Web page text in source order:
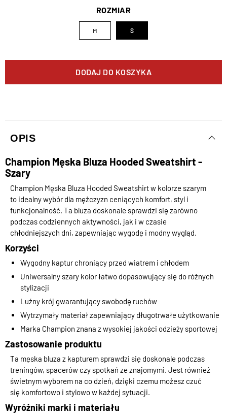
ROZMIAR
M S
DODAJ DO KOSZYKA
OPIS
Champion Męska Bluza Hooded Sweatshirt -
Szary
Champion Męska Bluza Hooded Sweatshirt w kolorze szarym
to idealny wybór dla mężczyzn ceniących komfort, styl i
funkcjonalność. Ta bluza doskonale sprawdzi się zarówno
podczas codziennych aktywności, jak i w czasie
chłodniejszych dni, zapewniając wygodę i modny wygląd.
Korzyści
Wygodny kaptur chroniący przed wiatrem i chłodem
Uniwersalny szary kolor łatwo dopasowujący się do różnych
stylizacji
Luźny krój gwarantujący swobodę ruchów
Wytrzymały materiał zapewniający długotrwałe użytkowanie
Marka Champion znana z wysokiej jakości odzieży sportowej
Zastosowanie produktu
Ta męska bluza z kapturem sprawdzi się doskonale podczas
treningów, spacerów czy spotkań ze znajomymi. Jest również
świetnym wyborem na co dzień, dzięki czemu możesz czuć
się komfortowo i stylowo w każdej sytuacji.
Wyróżniki marki i materiału